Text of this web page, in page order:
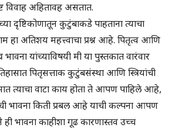
अहितावह असतात.
दृष्टिकोणातून कुटुंबाकडे पाहताना त्याचा
हा अतिशय महत्त्वाचा प्रश्न आहे. पितृत्व आणि
भावना यांच्याविषयी मी या पुस्तकात वारंवार
पितृसत्ताक कुटुंबसंस्था आणि स्त्रियांची
त्याचा वाटा काय होता ते आपण पाहिले आहे,
भावना किती प्रबल आहे याची कल्पना आपण
भावना काहीशा गूढ कारणास्तव उच्च